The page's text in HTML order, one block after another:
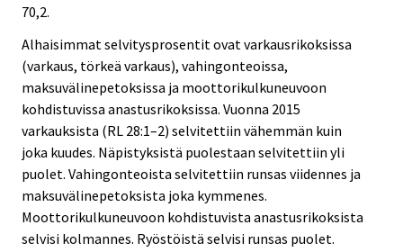
70,2.
Alhaisimmat selvitysprosentit ovat varkausrikoksissa
(varkaus, törkeä varkaus), vahingonteoissa,
maksuvälinepetoksissa ja moottorikulkuneuvoon
kohdistuvissa anastusrikoksissa. Vuonna 2015
varkauksista (RL 28:1–2) selvitettiin vähemmän kuin
joka kuudes. Näpistyksistä puolestaan selvitettiin yli
puolet. Vahingonteoista selvitettiin runsas viidennes ja
maksuvälinepetoksista joka kymmenes.
Moottorikulkuneuvoon kohdistuvista anastusrikoksista
selvisi kolmannes. Ryöstöistä selvisi runsas puolet.